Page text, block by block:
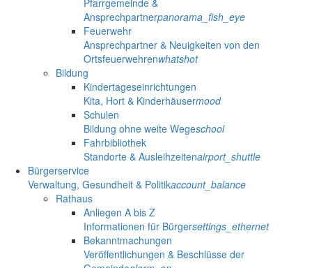
Ansprechpartnerpanorama_fish_eye
Feuerwehr
Ansprechpartner & Neuigkeiten von den
Ortsfeuerwehrenwhatshot
Bildung
Kindertageseinrichtungen
Kita, Hort & Kinderhäusermood
Schulen
Bildung ohne weite Wegeschool
Fahrbibliothek
Standorte & Ausleihzeitenairport_shuttle
Bürgerservice
Verwaltung, Gesundheit & Politikaccount_balance
Rathaus
Anliegen A bis Z
Informationen für Bürgersettings_ethernet
Bekanntmachungen
Veröffentlichungen & Beschlüsse der